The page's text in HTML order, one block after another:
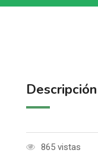
Descripción
865 vistas